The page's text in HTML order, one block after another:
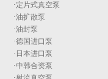
·定片式真空泵
·油扩散泵
·油封泵
·德国进口泵
· 日本进口泵
·中韩合资泵